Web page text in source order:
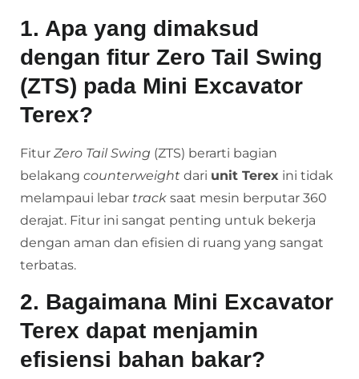
1. Apa yang dimaksud
dengan fitur Zero Tail Swing
(ZTS) pada Mini Excavator
Terex?
Fitur Zero Tail Swing (ZTS) berarti bagian
belakang counterweight dari unit Terex ini tidak
melampaui lebar track saat mesin berputar 360
derajat. Fitur ini sangat penting untuk bekerja
dengan aman dan efisien di ruang yang sangat
terbatas.
2. Bagaimana Mini Excavator
Terex dapat menjamin
efisiensi bahan bakar?